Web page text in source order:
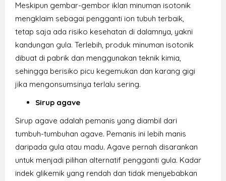
Meskipun gembar-gembor iklan minuman isotonik
mengklaim sebagai pengganti ion tubuh terbaik,
tetap saja ada risiko kesehatan di dalamnya, yakni
kandungan gula. Terlebih, produk minuman isotonik
dibuat di pabrik dan menggunakan teknik kimia,
sehingga berisiko picu kegemukan dan karang gigi
jika mengonsumsinya terlalu sering.
Sirup agave
Sirup agave adalah pemanis yang diambil dari
tumbuh-tumbuhan agave. Pemanis ini lebih manis
daripada gula atau madu. Agave pernah disarankan
untuk menjadi pilihan alternatif pengganti gula. Kadar
indek glikemik yang rendah dan tidak menyebabkan